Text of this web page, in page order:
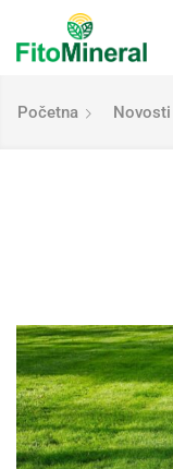
Početna Novosti